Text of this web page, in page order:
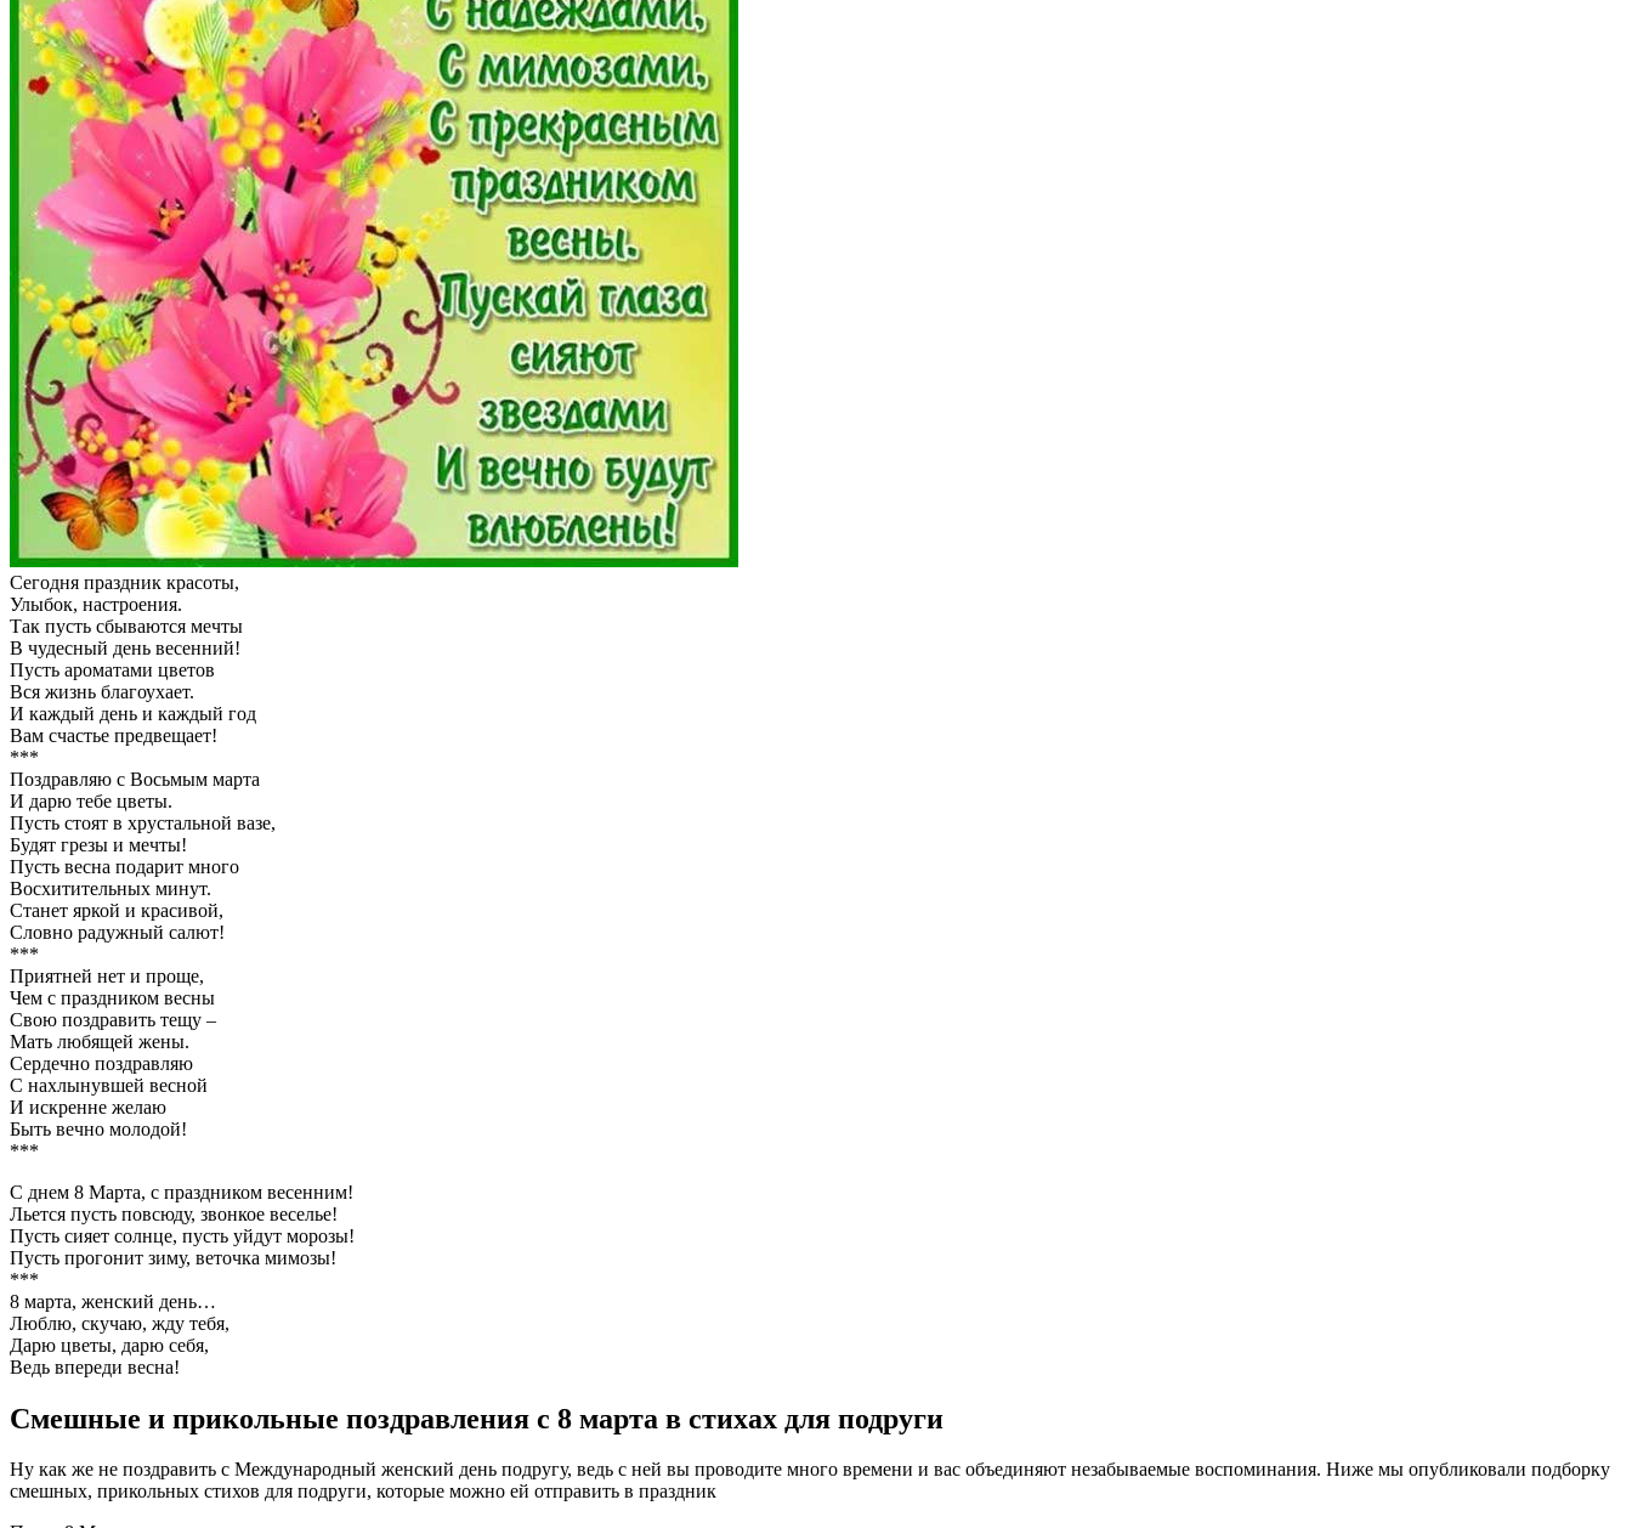
Сегодня праздник красоты,
Улыбок, настроения.
Так пусть сбываются мечты
В чудесный день весенний!
Пусть ароматами цветов
Вся жизнь благоухает.
И каждый день и каждый год
Вам счастье предвещает!
***
Поздравляю с Восьмым марта
И дарю тебе цветы.
Пусть стоят в хрустальной вазе,
Будят грезы и мечты!
Пусть весна подарит много
Восхитительных минут.
Станет яркой и красивой,
Словно радужный салют!
***
Приятней нет и проще,
Чем с праздником весны
Свою поздравить тещу –
Мать любящей жены.
Сердечно поздравляю
С нахлынувшей весной
И искренне желаю
Быть вечно молодой!
***
С днем 8 Марта, с праздником весенним!
Льется пусть повсюду, звонкое веселье!
Пусть сияет солнце, пусть уйдут морозы!
Пусть прогонит зиму, веточка мимозы!
***
8 марта, женский день…
Люблю, скучаю, жду тебя,
Дарю цветы, дарю себя,
Ведь впереди весна!
Смешные и прикольные поздравления с 8 марта в стихах для подруги
Ну как же не поздравить с Международный женский день подругу, ведь с ней вы проводите много времени и вас объединяют незабываемые воспоминания. Ниже мы опубликовали подборку
смешных, прикольных стихов для подруги, которые можно ей отправить в праздник